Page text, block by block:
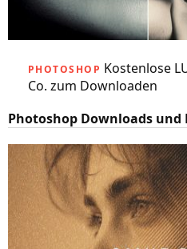
PHOTOSHOP Kostenlose
Co. zum Downloaden
Photoshop Downloads und